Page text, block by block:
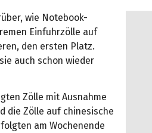
wie Notebook-
Einfuhrzölle auf
den ersten Platz.
auch schon wieder
Zölle mit Ausnahme
die Zölle auf chinesische
am Wochenende